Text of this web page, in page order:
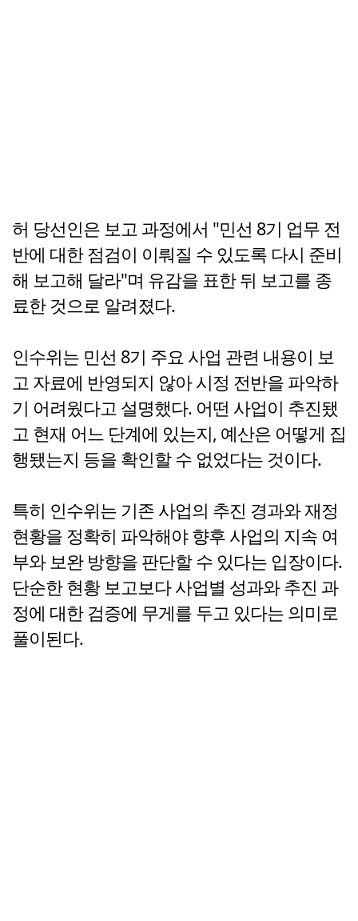
허 당선인은 보고 과정에서 "민선 8기 업무 전
반에 대한 점검이 이뤄질 수 있도록 다시 준비
해 보고해 달라"며 유감을 표한 뒤 보고를 종
료한 것으로 알려졌다.
인수위는 민선 8기 주요 사업 관련 내용이 보
고 자료에 반영되지 않아 시정 전반을 파악하
기 어려웠다고 설명했다. 어떤 사업이 추진됐
고 현재 어느 단계에 있는지, 예산은 어떻게 집
행됐는지 등을 확인할 수 없었다는 것이다.
특히 인수위는 기존 사업의 추진 경과와 재정
현황을 정확히 파악해야 향후 사업의 지속 여
부와 보완 방향을 판단할 수 있다는 입장이다.
단순한 현황 보고보다 사업별 성과와 추진 과
정에 대한 검증에 무게를 두고 있다는 의미로
풀이된다.